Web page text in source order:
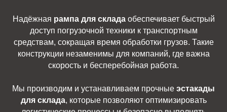
Надёжная рампа для складаобеспечивает быстрый
доступ погрузочной техники к транспортным
средствам, сокращая время обработки грузов. Такие
конструкции незаменимы для компаний, где важна
скорость и бесперебойная работа.
Мы производим и устанавливаем прочные эстакады
для склада, которые позволяют оптимизировать